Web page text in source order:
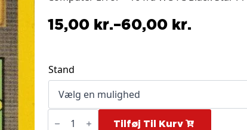
15,00 kr.–60,00 kr.
Prisinterval:
til
60,00 kr.
Stand
Computer
Error Tilføj Til Kurv